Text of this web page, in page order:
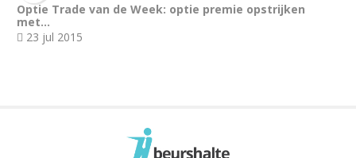
Optie Trade van de Week: optie premie opstrijken
met…
23 jul 2015